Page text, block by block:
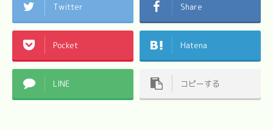
Twitter Share
Pocket Hatena
LINE コピーする